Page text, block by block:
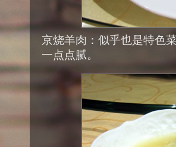
京烧羊肉：似乎也是特色
一点点腻。